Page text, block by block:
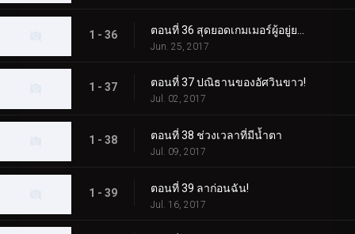
1 - 36
Jun. 25, 2017
1 - 37 ตอนที่ 37 ปณิธานของอัศวินขาว!
Jul. 02, 2017
1 - 38 ตอนที่ 38 ช่วงเวลาที่มีน้ำตา
Jul. 09, 2017
1 - 39 ตอนที่ 39 ลาก่อนฉัน!
Jul. 16, 2017